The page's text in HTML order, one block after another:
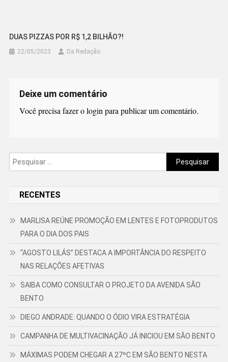
DUAS PIZZAS POR R$ 1,2 BILHÃO?!
22/05/2023 Da Redação
Deixe um comentário
Você precisa fazer ologin para publicar um comentário.
Pesquisar
por:
RECENTES
MARLISA REÚNE PROMOÇÃO EM LENTES E FOTOPRODUTOS
PARA O DIA DOS PAIS
“AGOSTO LILÁS” DESTACA A IMPORTÂNCIA DO RESPEITO
NAS RELAÇÕES AFETIVAS
SAIBA COMO CONSULTAR O PROJETO DA AVENIDA SÃO
BENTO
DIEGO ANDRADE: QUANDO O ÓDIO VIRA ESTRATÉGIA
CAMPANHA DE MULTIVACINAÇÃO JÁ INICIOU EM SÃO BENTO
MÁXIMAS PODEM CHEGAR A 27ºC EM SÃO BENTO NESTA